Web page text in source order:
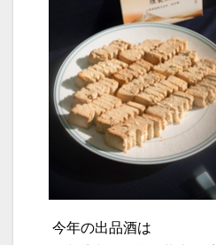
今年の出品酒は